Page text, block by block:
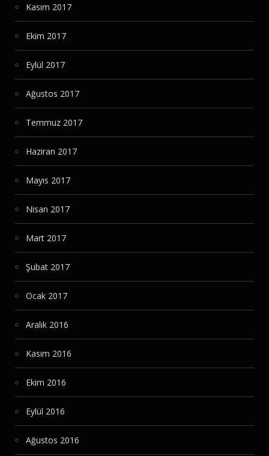
Kasım 2017
Ekim 2017
Eylül 2017
Ağustos 2017
Temmuz 2017
Haziran 2017
Mayıs 2017
Nisan 2017
Mart 2017
Şubat 2017
Ocak 2017
Aralık 2016
Kasım 2016
Ekim 2016
Eylül 2016
Ağustos 2016